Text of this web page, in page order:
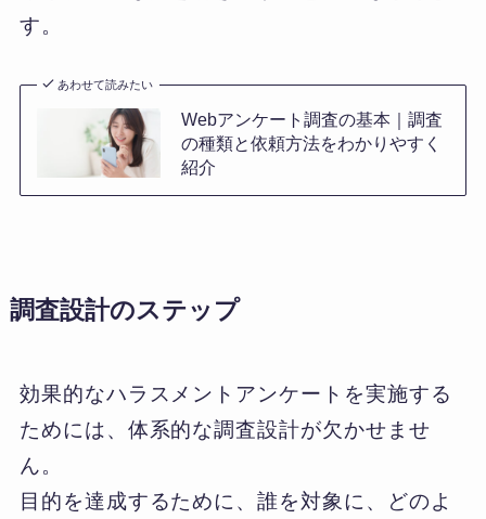
す。
あわせて読みたい
Webアンケート調査の基本｜調査
の種類と依頼方法をわかりやすく
紹介
調査設計のステップ
効果的なハラスメントアンケートを実施する
ためには、体系的な調査設計が欠かせませ
ん。
目的を達成するために、誰を対象に、どのよ